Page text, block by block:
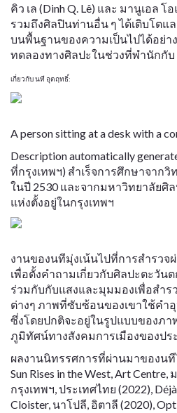
คิว เล (Dinh Q. Lê) และ มานูเอล โ
รวมถึงศิลปินท่านอื่น ๆ ได้เติบโตแ
บนพื้นฐานของความเป็นไปได้อย่า
ทดลองทางศิลปะในช่วงที่พำนักกับ
เกี่ยวกับ นที อุตฤทธิ์:
A person sitting at a desk with a
Description automatically
ที่กรุงเทพฯ) สำเร็จการศึกษาจาก
ในปี 2530 และจากมหาวิทยาลัยศิ
แห่งตั้งอยู่ในกรุงเทพฯ
งานของนทีมุ่งเน้นไปที่การสำรวจ
เพื่อตั้งคำถามเกี่ยวกับศิลปะตะวัน
ร่วมกับกับแสงและมุมมองเพื่อสำร
ต่างๆ ภาพที่ซับซ้อนของเขาใช้คำ
ซึ่งโดยปกติจะอยู่ในรูปแบบของภา
ภูมิทัศน์ทางสังคมการเมืองของปร
ผลงานนิทรรศการที่ผ่านมาของนที
Sun Rises in the West, Art
กรุงเทพฯ, ประเทศไทย (2022),
Cloister, นาโปลี, อิตาลี (2020),